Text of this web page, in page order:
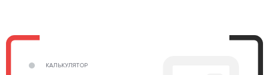
КАЛЬКУЛЯТОР